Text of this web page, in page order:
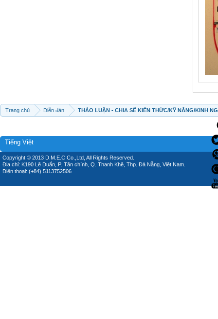
Trang chủ Diễn đàn THẢO LUẬN - CHIA SẼ KIẾN THỨC/KỸ NĂNG/KINH
Tiếng Việt
Copyright © 2013 D.M.E.C Co.,Ltd, All Rights Reserved.
Địa chỉ: K190 Lê Duẩn, P. Tân chính, Q. Thanh Khê, Thp. Đà Nẵng, Việt Nam.
Điện thoại: (+84) 5113752506